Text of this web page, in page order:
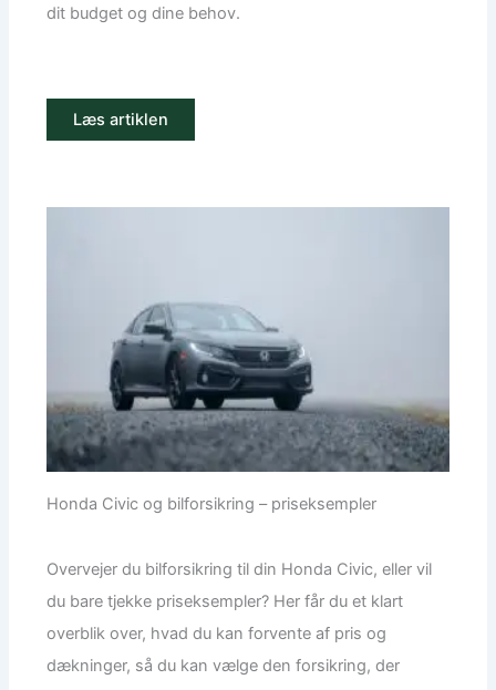
dit budget og dine behov.
Læs artiklen
Honda Civic og bilforsikring – priseksempler
Overvejer du bilforsikring til din Honda Civic, eller vil
du bare tjekke priseksempler? Her får du et klart
overblik over, hvad du kan forvente af pris og
dækninger, så du kan vælge den forsikring, der